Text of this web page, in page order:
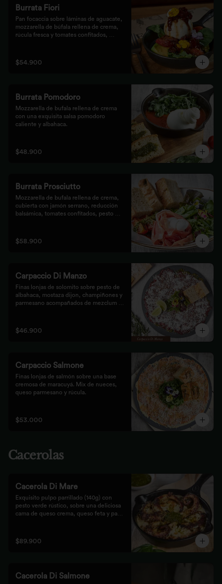
Burrata Fiori
Pan focaccia sobre láminas de aguacate,
mozzarella de búfala rellena de crema,
rúcula fresca y tomates confitados,
$54.900
Burrata Pomodoro
Mozzarella de bufala rellena de crema
con una exquisita salsa pomodoro
caliente y albahaca.
$48.900
Burrata Prosciutto
Mozzarella de bufala rellena de crema,
cubierta con jamón serrano, reducción
balsámica, tomates confitados, pesto
$58.900
Carpaccio Di Manzo
Finas lonjas de solomito sobre pesto de
albahaca, mostaza dijon, champiñones y
parmesano acompañados de mezclum de
$46.900
Carpaccio Salmone
Finas lonjas de salmón sobre una base
cremosa de maracuyá. Mix de nueces,
queso parmesano y rúcula.
$53.000
Cacerolas
Cacerola Di Mare
Exquisito pulpo parrillado (140g) con
pesto verde rústico, sobre una deliciosa
cama de queso crema, queso feta y papa.
$89.900
Cacerola Di Salmone